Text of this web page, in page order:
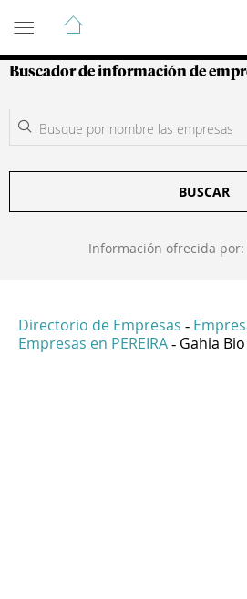
Guía de Empresas
Buscador de información de
BUSCAR
Información ofrecida por:
Directorio de Empresas -
Empresas en PEREIRA - Gahia Bio